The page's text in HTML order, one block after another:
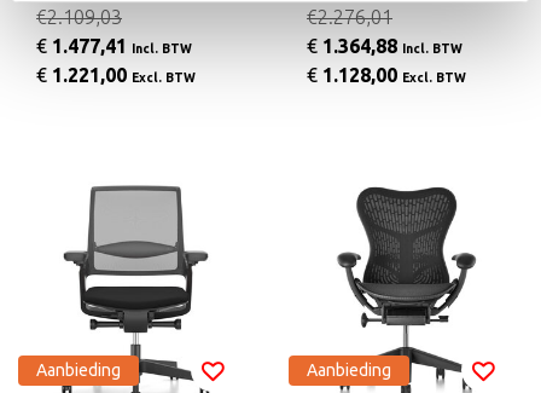
€2.109,03
€ 1.477,41 Incl. BTW
€ 1.221,00 Excl. BTW
€2.276,01
€ 1.364,88 Incl. BTW
€ 1.128,00 Excl. BTW
Aanbieding Aanbieding